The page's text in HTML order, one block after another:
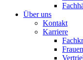
Über uns
Kontakt
Karriere